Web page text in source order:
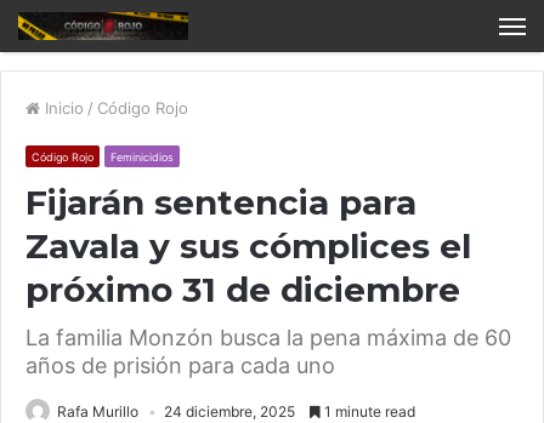
Inicio / Código Rojo
Código Rojo Feminicidios
Fijarán sentencia para
Zavala y sus cómplices el
próximo 31 de diciembre
La familia Monzón busca la pena máxima de 60
años de prisión para cada uno
Rafa Murillo 24 diciembre, 2025 1 minute read